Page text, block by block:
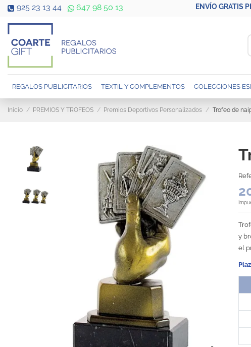
925 23 13 44 647 98 50 13 ENVÍO GRATIS
REGALOS PUBLICITARIOS TEXTIL Y COMPLEMENTOS COLECCIONES
Inicio PREMIOS Y TROFEOS Premios Deportivos Personalizados Trofeo de
y
el